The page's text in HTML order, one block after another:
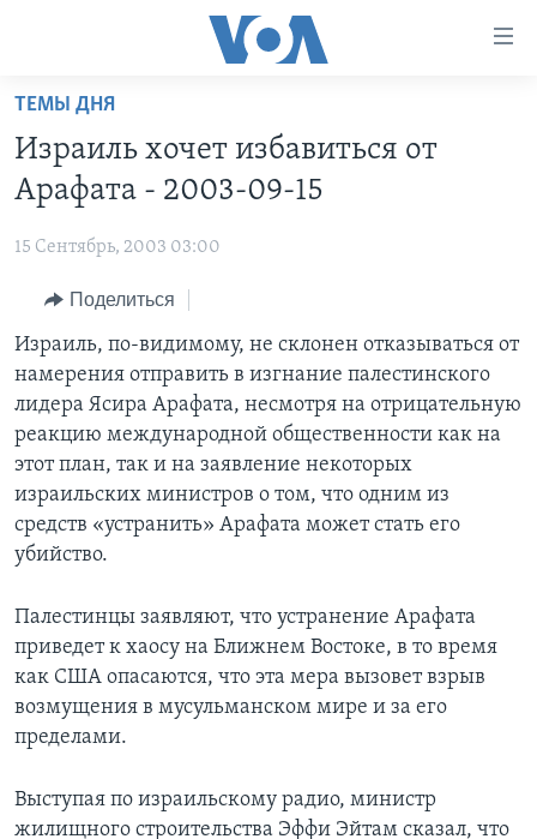
Перейти
основной
контент
Перейти
навигации
Перейти
поиск
ПРОГРАММЫ
НОВОСТИ ЗА МИНУТУ
ИТОГИ
ПОЧЕМУ ЭТО ВАЖНО?
ДИСКУССИЯ VOA
ДЕТАЛИ
НЬЮ-ЙОРК NEW YORK
АМЕРИКА. БОЛЬШОЕ ПУТЕШЕСТВИЕ
ПРОЕКТЫ
УЧИМ АНГЛИЙСКИЙ
НАША АМЕРИКАНСКАЯ ИСТОРИЯ
А КАК В АМЕРИКЕ?
АРТЕФАКТЫ
АМЕРИКАНСКИЕ ГОРОДКИ
ТЕСТЫ
ЭКСПЕРТИЗА
ИНТЕРВЬЮ
ФАКТЫ ПРОТИВ ФЕЙКОВ
ЗА СВОБОДУ ПРЕССЫ
УЧИМ АНГЛИЙСКИЙ
ВИДЕО
ПОДПИСКА НА НОВОСТИ
СОЦИАЛЬНЫЕ СЕТИ
ТЕМЫ ДНЯ
Израиль хочет избавиться от
Арафата - 2003-09-15
15 Сентябрь, 2003 03:00
Поделиться
Израиль, по-видимому, не склонен отказываться от
намерения отправить в изгнание палестинского
лидера Ясира Арафата, несмотря на отрицательную
реакцию международной общественности как на
этот план, так и на заявление некоторых
израильских министров о том, что одним из
средств «устранить» Арафата может стать его
убийство.
Палестинцы заявляют, что устранение Арафата
приведет к хаосу на Ближнем Востоке, в то время
как США опасаются, что эта мера вызовет взрыв
возмущения в мусульманском мире и за его
пределами.
Выступая по израильскому радио, министр
жилищного строительства Эффи Эйтам сказал, что